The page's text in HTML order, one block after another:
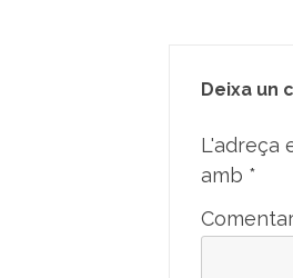
Deixa un
L'adreça
amb *